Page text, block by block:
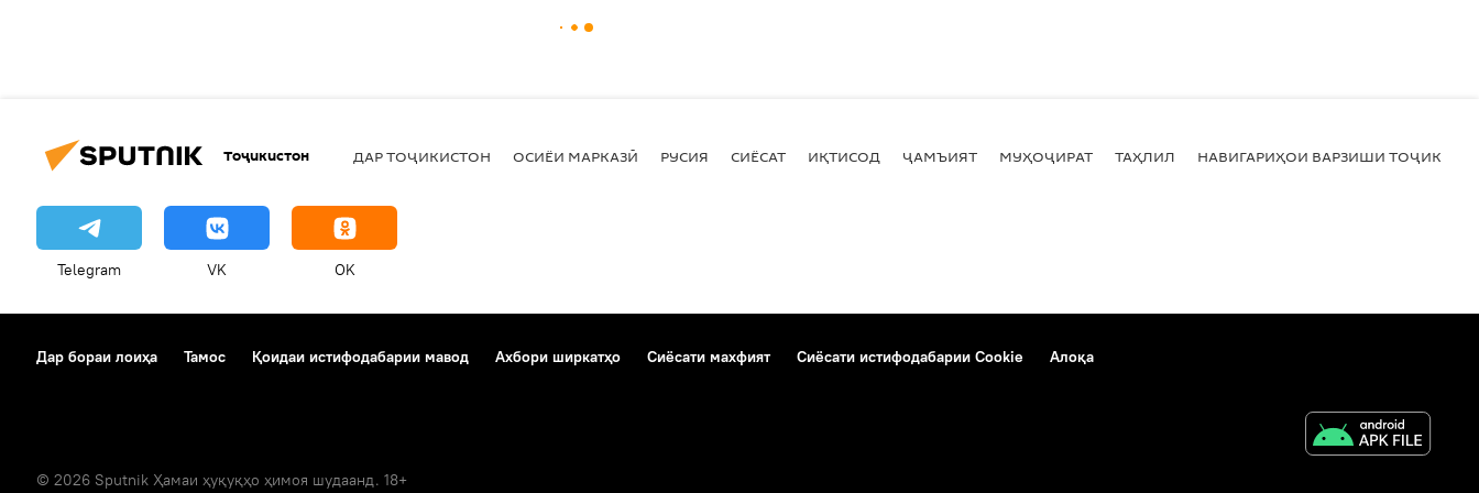
Тоҷикистон ДАР ТОҶИКИСТОН ОСИЁИ МАРКАЗӢ РУСИЯ СИЁСАТ ИҚТИСОД ҶАМЪИЯТ МУҲОҶИРАТ ТАҲЛИЛ НАВИГАРИҲОИ ВАРЗИШИ
Telegram VK OK
Дар бораи лоиҳа Тамос Қоидаи истифодабарии мавод Ахбори ширкатҳо Сиёсати махфият Сиёсати истифодабарии Cookie Алоқа
© 2026 Sputnik Ҳамаи ҳуқуқҳо ҳимоя шудаанд. 18+